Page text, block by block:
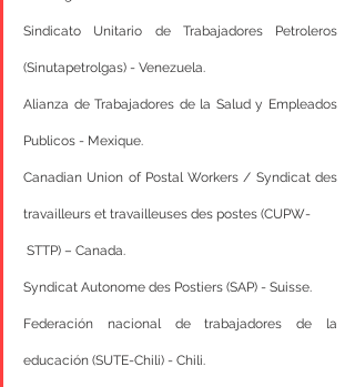
Sindicato Unitario de Trabajadores Petroleros
(Sinutapetrolgas) - Venezuela.
Alianza de Trabajadores de la Salud y Empleados
Publicos - Mexique.
Canadian Union of Postal Workers / Syndicat des
travailleurs et travailleuses des postes (CUPW-
STTP) – Canada.
Syndicat Autonome des Postiers (SAP) - Suisse.
Federación nacional de trabajadores de la
educación (SUTE-Chili) - Chili.